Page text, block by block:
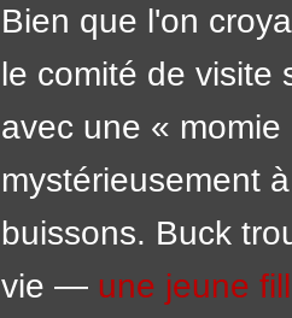
Bien que l'on
le comité de visite
avec une «
mystérieusement
buissons. Buck
vie — une jeune